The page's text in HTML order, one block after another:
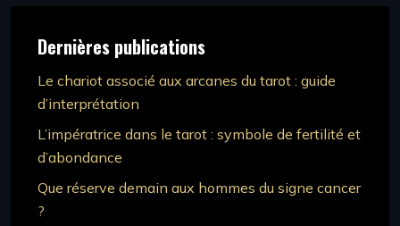
Dernières publications
Le chariot associé aux arcanes du tarot : guide
d’interprétation
L’impératrice dans le tarot : symbole de fertilité et
d’abondance
Que réserve demain aux hommes du signe cancer
?